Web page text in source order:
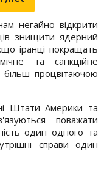
негайно відкрити
знищити ядерний
іранці покращать
та санкційне
процвітаючою
Штати Америки та
поважати
один одного та
справи один